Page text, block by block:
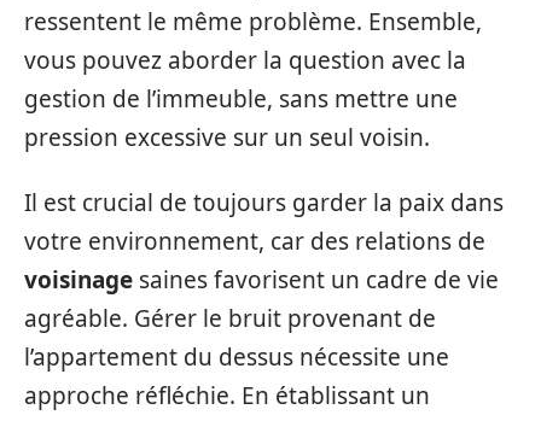
ressentent le même problème. Ensemble,
vous pouvez aborder la question avec la
gestion de l’immeuble, sans mettre une
pression excessive sur un seul voisin.
Il est crucial de toujours garder la paix dans
votre environnement, car des relations de
voisinage saines favorisent un cadre de vie
agréable. Gérer le bruit provenant de
l’appartement du dessus nécessite une
approche réfléchie. En établissant un